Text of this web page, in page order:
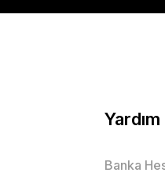
Yardım
Banka